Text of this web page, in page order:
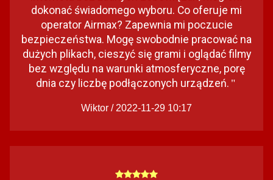
dokonać świadomego wyboru. Co oferuje mi
operator Airmax? Zapewnia mi poczucie
bezpieczeństwa. Mogę swobodnie pracować na
dużych plikach, cieszyć się grami i oglądać filmy
bez względu na warunki atmosferyczne, porę
dnia czy liczbę podłączonych urządzeń. "
Wiktor / 2022-11-29 10:17